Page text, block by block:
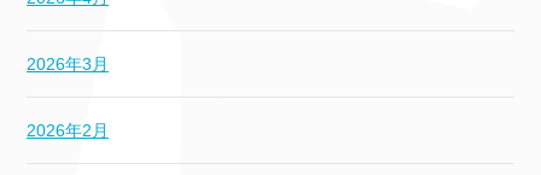
2026年3月
2026年2月